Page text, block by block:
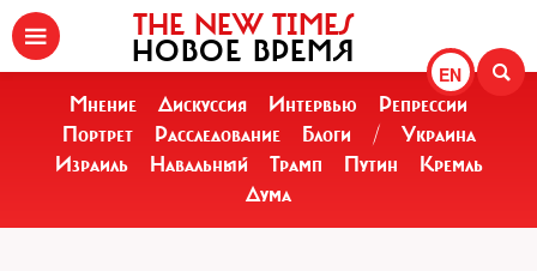
EN
THE NEW TIMES
НОВОЕ ВРЕМЯ
Мнение Дискуссия Интервью
Репрессии
Портрет
Расследование Блоги /
Украина
Израиль
Навальный Трамп Путин
Кремль
Дума